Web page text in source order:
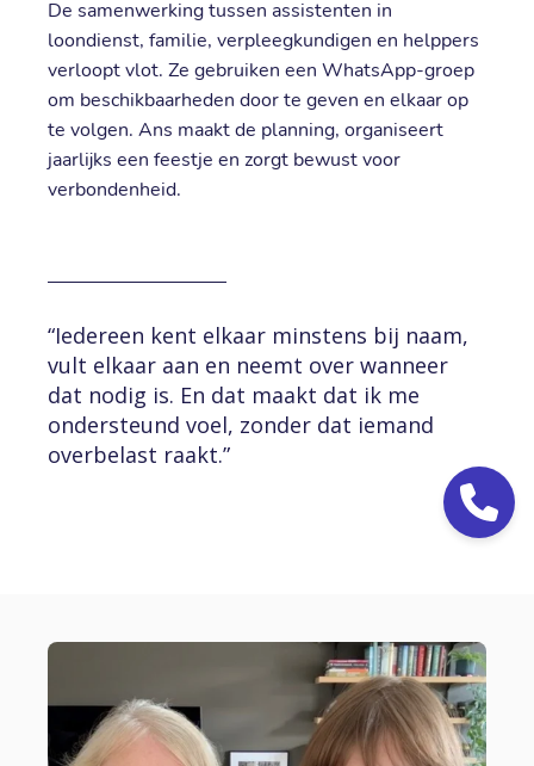
De samenwerking tussen assistenten in
loondienst, familie, verpleegkundigen en helppers
verloopt vlot. Ze gebruiken een WhatsApp-groep
om beschikbaarheden door te geven en elkaar op
te volgen. Ans maakt de planning, organiseert
jaarlijks een feestje en zorgt bewust voor
verbondenheid.
“Iedereen kent elkaar minstens bij naam,
vult elkaar aan en neemt over wanneer
dat nodig is. En dat maakt dat ik me
ondersteund voel, zonder dat iemand
overbelast raakt.”